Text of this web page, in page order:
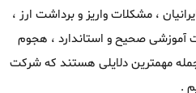
، مشکلات واریز و برداشت ارز ،
آموزشی صحیح و استاندارد ، هجوم
مهمترین دلایلی هستند که شرکت
.